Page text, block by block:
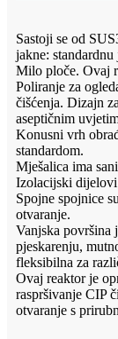
Sastoji se od
jakne:
Milo ploče. Ovaj
Poliranje za
čišćenja. Dizajn
aseptičnim
Konusni vrh
standardom.
Mješalica ima
Izolacijski
Spojne spojnice
otvaranje.
Vanjska površina
pjeskarenju,
fleksibilna za
Ovaj reaktor je
raspršivanje CIP
otvaranje s